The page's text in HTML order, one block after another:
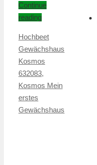
Continue
reading
Hochbeet
Gewächshaus
Kosmos
632083,
Kosmos Mein
erstes
Gewächshaus